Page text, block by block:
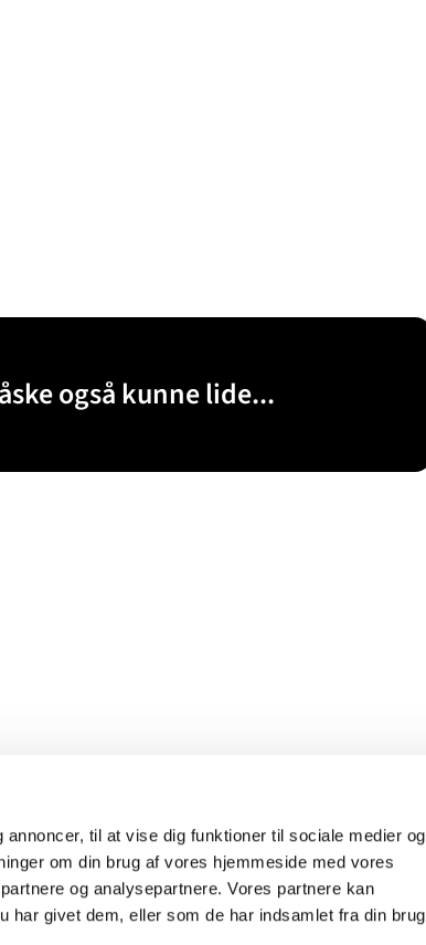
til at vise dig funktioner til sociale medier og
om din brug af vores hjemmeside med vores
og analysepartnere. Vores partnere kan
har givet dem, eller som de har indsamlet fra din brug
også kunne lide...